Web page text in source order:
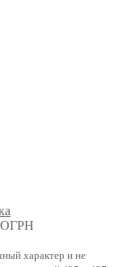
ОГРН
характер и не